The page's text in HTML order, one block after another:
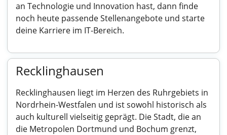
an Technologie und Innovation hast, dann finde
noch heute passende Stellenangebote und starte
deine Karriere im IT-Bereich.
Recklinghausen
Recklinghausen liegt im Herzen des Ruhrgebiets in
Nordrhein-Westfalen und ist sowohl historisch als
auch kulturell vielseitig geprägt. Die Stadt, die an
die Metropolen Dortmund und Bochum grenzt,